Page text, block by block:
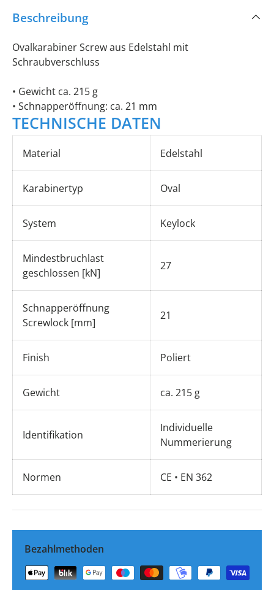
Beschreibung
Ovalkarabiner Screw aus Edelstahl mit
Schraubverschluss
• Gewicht ca. 215 g
• Schnapperöffnung: ca. 21 mm
TECHNISCHE DATEN
Material Edelstahl
Karabinertyp Oval
System Keylock
Mindestbruchlast
geschlossen [kN]
27
Schnapperöffnung
Screwlock [mm]
21
Finish Poliert
Gewicht ca. 215 g
Identifikation
Individuelle
Nummerierung
Normen CE • EN 362
Bezahlmethoden